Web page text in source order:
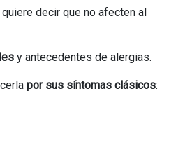
decir que no afecten al
y antecedentes de alergias.
por sus síntomas clásicos: